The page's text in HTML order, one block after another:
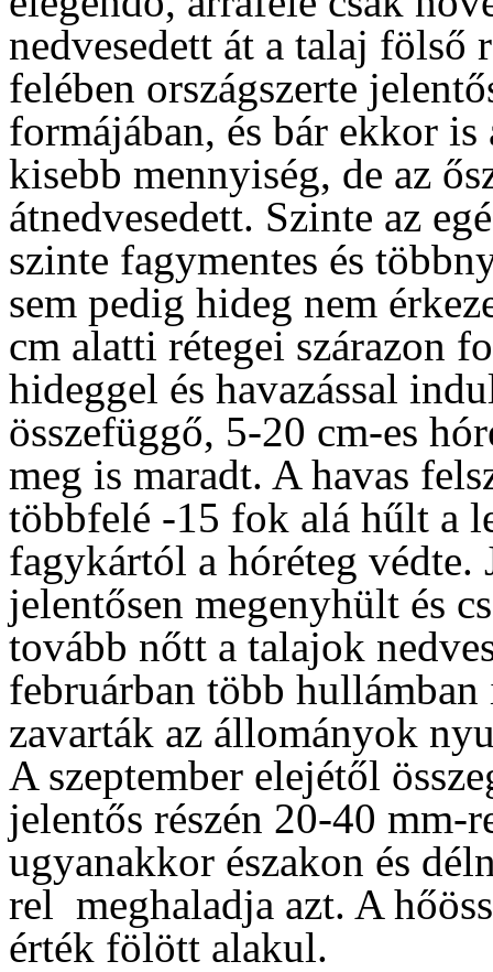
nedvesedett át a talaj fölső
felében országszerte
formájában, és bár ekkor is
kisebb mennyiség, de az
átnedvesedett. Szinte az
szinte fagymentes és
sem pedig hideg nem
cm alatti rétegei szárazon
hideggel és havazással
összefüggő, 5-20 cm-es
meg is maradt. A havas
többfelé -15 fok alá hűlt a
fagykártól a hóréteg védte.
jelentősen megenyhült és
tovább nőtt a talajok
februárban több hullámban
zavarták az állományok
A szeptember elejétől
jelentős részén 20-40
ugyanakkor északon és
rel meghaladja azt. A
érték fölött alakul.